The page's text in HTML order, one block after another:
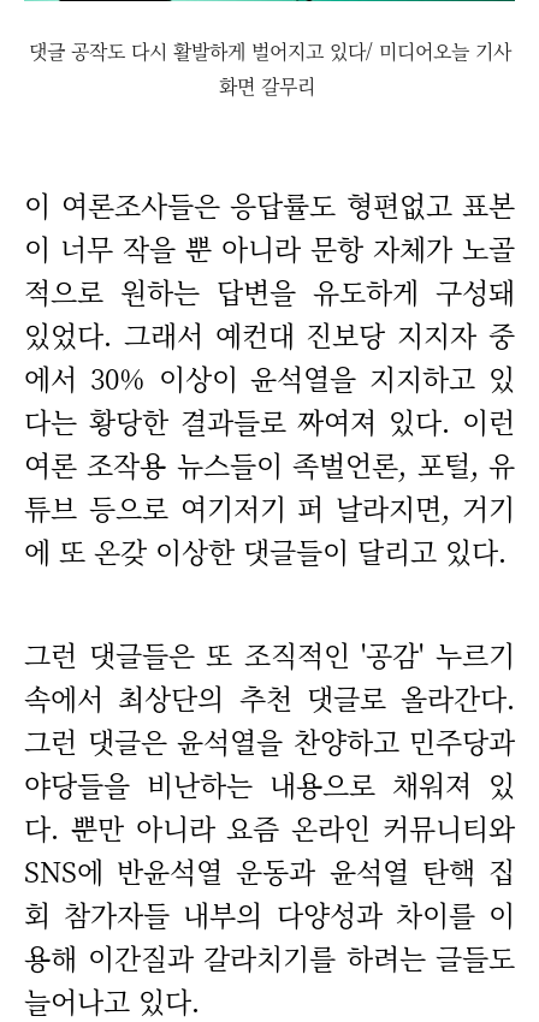
댓글 공작도 다시 활발하게 벌어지고 있다/ 미디어오늘 기사
화면 갈무리
이 여론조사들은 응답률도 형편없고 표본
이 너무 작을 뿐 아니라 문항 자체가 노골
적으로 원하는 답변을 유도하게 구성돼
있었다. 그래서 예컨대 진보당 지지자 중
에서 30% 이상이 윤석열을 지지하고 있
다는 황당한 결과들로 짜여져 있다. 이런
여론 조작용 뉴스들이 족벌언론, 포털, 유
튜브 등으로 여기저기 퍼 날라지면, 거기
에 또 온갖 이상한 댓글들이 달리고 있다.
그런 댓글들은 또 조직적인 '공감' 누르기
속에서 최상단의 추천 댓글로 올라간다.
그런 댓글은 윤석열을 찬양하고 민주당과
야당들을 비난하는 내용으로 채워져 있
다. 뿐만 아니라 요즘 온라인 커뮤니티와
SNS에 반윤석열 운동과 윤석열 탄핵 집
회 참가자들 내부의 다양성과 차이를 이
용해 이간질과 갈라치기를 하려는 글들도
늘어나고 있다.